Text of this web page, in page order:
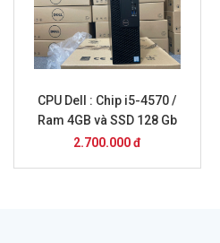
CPU Dell : Chip i5-4570 /
Ram 4GB và SSD 128 Gb
2.700.000 đ